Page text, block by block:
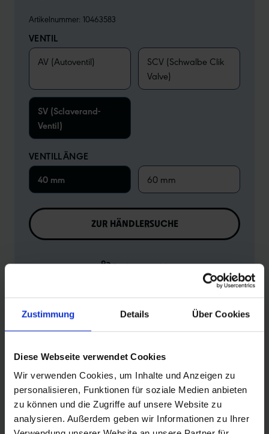
Zustimmung Details Über Cookies
Diese Webseite verwendet Cookies
Wir verwenden Cookies, um Inhalte und Anzeigen zu
personalisieren, Funktionen für soziale Medien anbieten
zu können und die Zugriffe auf unsere Website zu
analysieren. Außerdem geben wir Informationen zu Ihrer
Artikelnummer: 10463583
VENTIL
AV (Autoventil)
SCV (Schwalbe Clik
Valve)
SV (Sclaverand-
Ventil)
VENTILLÄNGE
40 mm
60 mm
ZUR HÄNDLERSUCHE
Produktvergleich
PRODUKTINFORMATIONEN
Schwalbe EXTRA LIGHT Fahrradschlauch Nr. 19L-EL. Für